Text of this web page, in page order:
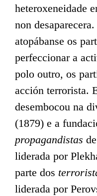
heteroxeneidade
non
atopábanse os
perfeccionar a
polo outro, os
acción terrorista.
desembocou na
(1879) e a
propagandistas
liderada por
parte dos
liderada por